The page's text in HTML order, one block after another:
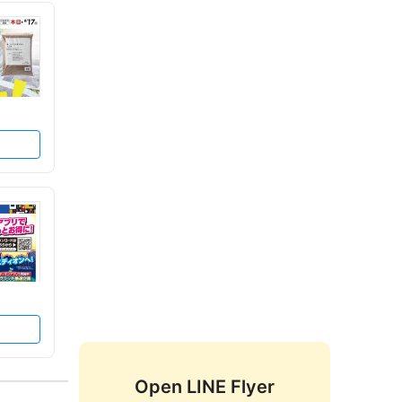
Open LINE Flyer